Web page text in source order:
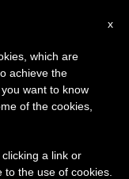
‘Dios
×
la pausa
de verano
también el
x
which are
achieve the
want to know
of the cookies,
a link or
the use of cookies.